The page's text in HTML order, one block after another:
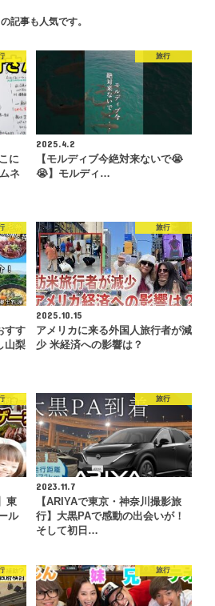
記事も人気です。
に
ネ
旅行
2025.4.2
【モルディブ今絶対来ないで😭
😭】モルディ…
すす
山梨
旅行
2025.10.15
アメリカに来る外国人旅行者が減
少 米経済への影響は？
東
ル
旅行
2023.11.7
【ARIYAで東京・神奈川撮影旅
行】大黒PAで感動の出会いが！
そして初日…
旅行